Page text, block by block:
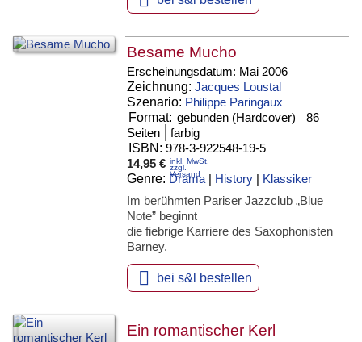
Besame Mucho
Erscheinungsdatum: Mai 2006
Zeichnung: Jacques Loustal
Szenario: Philippe Paringaux
Format: gebunden (Hardcover)
86
Seiten
farbig
ISBN: 978-3-922548-19-5
14,95 € inkl. MwSt.
zzgl.
Versand
Genre: Drama| History| Klassiker
Im berühmten Pariser Jazzclub „Blue
Note” beginnt
die fiebrige Karriere des Saxophonisten
Barney.
 bei s&l bestellen
Ein romantischer Kerl